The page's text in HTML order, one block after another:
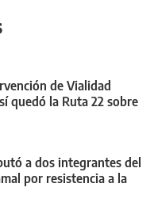
de Vialidad
quedó la Ruta 22 sobre
a dos integrantes del
por resistencia a la